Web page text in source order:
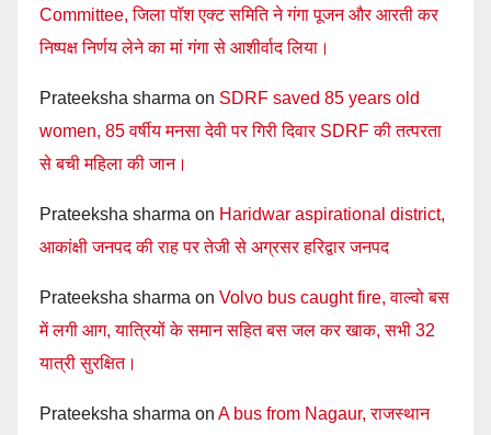
Committee, जिला पॉश एक्ट समिति ने गंगा पूजन और आरती कर
निष्पक्ष निर्णय लेने का मां गंगा से आशीर्वाद लिया।
Prateeksha sharma on SDRF saved 85 years old
women, 85 वर्षीय मनसा देवी पर गिरी दिवार SDRF की तत्परता
से बची महिला की जान।
Prateeksha sharma on Haridwar aspirational district,
आकांक्षी जनपद की राह पर तेजी से अग्रसर हरिद्वार जनपद
Prateeksha sharma on Volvo bus caught fire, वाल्वो बस
में लगी आग, यात्रियों के समान सहित बस जल कर खाक, सभी 32
यात्री सुरक्षित।
Prateeksha sharma on A bus from Nagaur, राजस्थान